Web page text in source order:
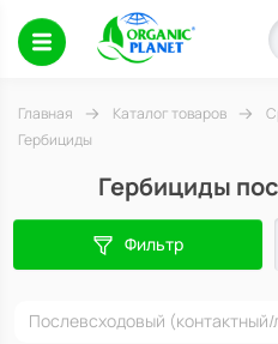
Главная Каталог товаров
Гербициды
Гербициды
Фильтр
Послевсходовый (контактный/